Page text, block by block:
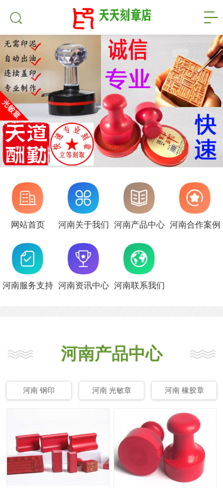
网站首页 河南关于我们 河南产品中心 河南合作案例
河南服务支持 河南资讯中心 河南联系我们
河南产品中心
河南 钢印 河南 光敏章 河南 橡胶章